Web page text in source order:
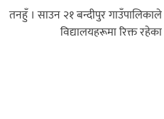
तनहुँ । साउन २१ बन्दीपुर
विद्यालयहरूमा रिक्त